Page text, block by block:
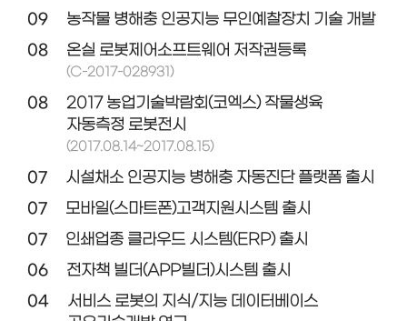
09
농작물 병해충 인공지능 무인예찰장치 기술 개발
08
온실 로봇제어소프트웨어 저작권등록
(C-2017-028931)
08
2017 농업기술박람회(코엑스) 작물생육
자동측정 로봇전시
(2017.08.14~2017.08.15)
07
시설채소 인공지능 병해충 자동진단 플랫폼 출시
07
모바일(스마트폰)고객지원시스템 출시
07
인쇄업종 클라우드 시스템(ERP) 출시
06
전자책 빌더(APP빌더)시스템 출시
04
서비스 로봇의 지식/지능 데이터베이스